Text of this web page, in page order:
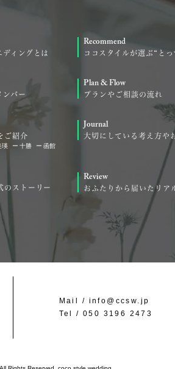
ディングとは
ンバー
ご紹介
瑛 十勝 函館
のストーリー
Recommend
ココスタイルが選ぶ“と
Plan & Flow
プランやご相談の流れ
Journal
大切にしている考え方や
Review
おふたりから届いたリア
Mail / info@ccsw.jp
Tel /050 3196 2473